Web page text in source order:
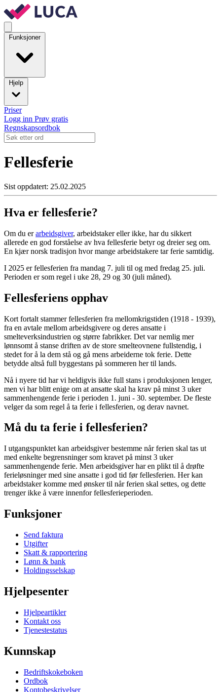
Funksjoner
Hjelp
Priser
Logg inn Prøv gratis
Regnskapsordbok
Fellesferie
Sist oppdatert: 25.02.2025
Hva er fellesferie?
Om du erarbeidsgiver, arbeidstaker eller ikke, har du sikkert
allerede en god forståelse av hva fellesferie betyr og dreier seg om.
En kjær norsk tradisjon hvor mange arbeidstakere tar ferie samtidig.
I 2025 er fellesferien fra mandag 7. juli til og med fredag 25. juli.
Perioden er som regel i uke 28, 29 og 30 (juli måned).
Fellesferiens opphav
Kort fortalt stammer fellesferien fra mellomkrigstiden (1918 - 1939),
fra en avtale mellom arbeidsgivere og deres ansatte i
smelteverksindustrien og større fabrikker. Det var nemlig mer
lønnsomt å stanse driften av de store smelteovnene fullstendig, i
stedet for å la dem stå og gå mens arbeiderne tok ferie. Dette
betydde altså full byggestans på sommeren her til lands.
Nå i nyere tid har vi heldigvis ikke full stans i produksjonen lenger,
men vi har blitt enige om at ansatte skal ha krav på minst 3 uker
sammenhengende ferie i perioden 1. juni - 30. september. De fleste
velger da som regel å ta ferie i fellesferien, og derav navnet.
Må du ta ferie i fellesferien?
I utgangspunktet kan arbeidsgiver bestemme når ferien skal tas ut
med enkelte begrensninger som kravet på minst 3 uker
sammenhengende ferie. Men arbeidsgiver har en plikt til å drøfte
ferieløsninger med sine ansatte i god tid før fellesferien. Her kan
arbeidstaker komme med ønsker til når ferien skal settes, og dette
trenger ikke å være innenfor fellesferieperioden.
Funksjoner
Send faktura
Utgifter
Skatt & rapportering
Lønn & bank
Holdingsselskap
Hjelpesenter
Hjelpeartikler
Kontakt oss
Tjenestestatus
Kunnskap
Bedriftskokeboken
Ordbok
Kontobeskrivelser